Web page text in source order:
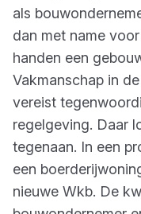
als
dan met name
handen een
Vakmanschap in
vereist
regelgeving. Daar
tegenaan. In een
een
nieuwe Wkb. De